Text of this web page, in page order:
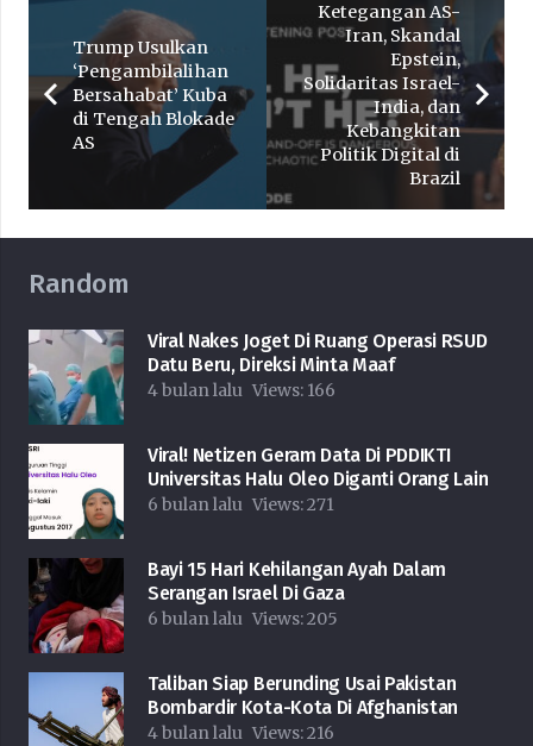
Trump Usulkan
‘Pengambilalihan
Bersahabat’ Kuba
di Tengah Blokade
AS
Ketegangan AS-
Iran, Skandal
Epstein,
Solidaritas Israel-
India, dan
Kebangkitan
Politik Digital di
Brazil
Random
Viral Nakes Joget Di Ruang Operasi RSUD
Datu Beru, Direksi Minta Maaf
4 bulan lalu Views: 166
Viral! Netizen Geram Data Di PDDIKTI
Universitas Halu Oleo Diganti Orang Lain
6 bulan lalu Views:271
Bayi 15 Hari Kehilangan Ayah Dalam
Serangan Israel Di Gaza
6 bulan lalu Views:205
Taliban Siap Berunding Usai Pakistan
Bombardir Kota-Kota Di Afghanistan
4 bulan lalu Views:216